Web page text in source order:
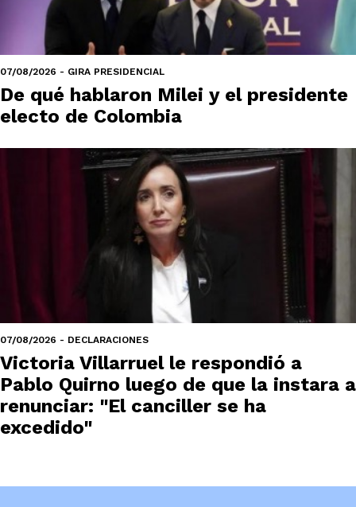
07/08/2026 - GIRA PRESIDENCIAL
De qué hablaron Milei y el presidente
electo de Colombia
07/08/2026 - DECLARACIONES
Victoria Villarruel le respondió a
Pablo Quirno luego de que la instara a
renunciar: "El canciller se ha
excedido"